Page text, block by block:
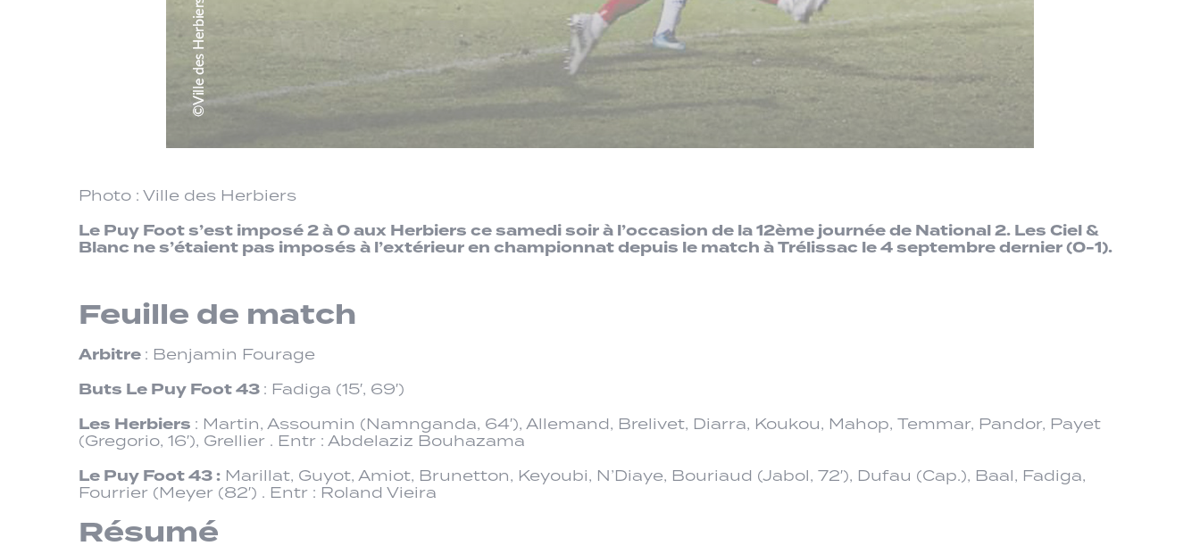
Photo : Ville des Herbiers
Le Puy Foot s’est imposé 2 à 0 aux Herbiers ce samedi soir à l’occasion de la 12ème journée de National 2. Les Ciel &
Blanc ne s’étaient pas imposés à l’extérieur en championnat depuis le match à Trélissac le 4 septembre dernier (0-1).
Feuille de match
Arbitre : Benjamin Fourage
Buts Le Puy Foot 43 : Fadiga (15′, 69′)
Les Herbiers : Martin, Assoumin (Namnganda, 64′), Allemand, Brelivet, Diarra, Koukou, Mahop, Temmar, Pandor, Payet
(Gregorio, 16′), Grellier . Entr : Abdelaziz Bouhazama
Le Puy Foot 43 : Marillat, Guyot, Amiot, Brunetton, Keyoubi, N’Diaye, Bouriaud (Jabol, 72′), Dufau (Cap.), Baal, Fadiga,
Fourrier (Meyer (82′) . Entr : Roland Vieira
Résumé